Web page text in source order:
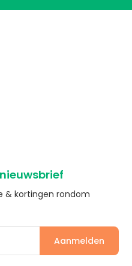
& kortingen rondom